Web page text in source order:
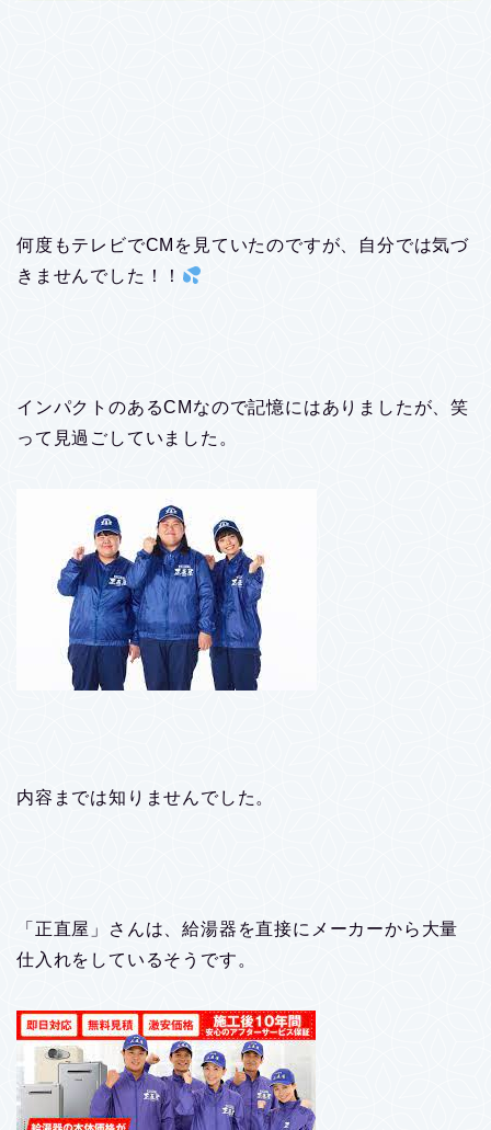
何度もテレビでCMを見ていたのですが、自分では気づ
きませんでした！！
インパクトのあるCMなので記憶にはありましたが、笑
って見過ごしていました。
内容までは知りませんでした。
「正直屋」さんは、給湯器を直接にメーカーから大量
仕入れをしているそうです。